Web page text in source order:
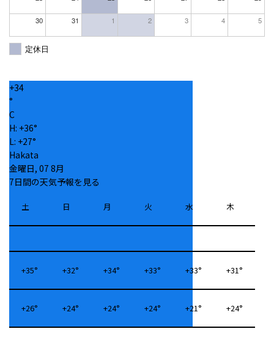
30 31 1 2 3 4 5
定休日
+34
°
C
H: +36°
L: +27°
Hakata
金曜日, 07 8月
7日間の天気予報を見る
土 日 月 火 水 木
+35° +32° +34° +33° +33° +31°
+26° +24° +24° +24° +21° +24°